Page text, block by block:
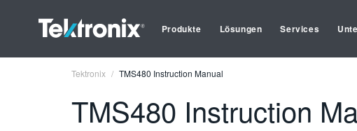
Produkte Lösungen Services
Tektronix TMS480 Instruction Manual
TMS480 Instruction